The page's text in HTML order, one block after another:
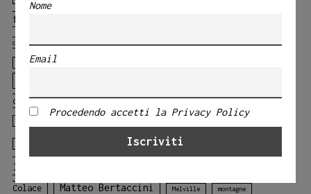
foresta
cosentino
courage
classiche
Fratelli Grimm
il gallo il gallo della foresta
Laura Lombardo
illustrato
Colace
Matteo Bertaccini Melville montagne
Nome
Email
Procedendo accetti la Privacy Policy